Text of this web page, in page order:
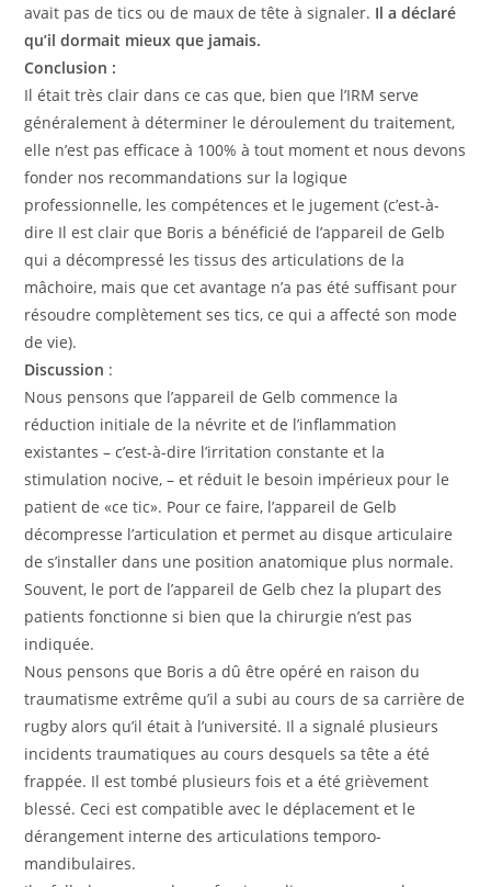
avait pas de tics ou de maux de tête à signaler. Il a déclaré
qu’il dormait mieux que jamais.
Conclusion :
Il était très clair dans ce cas que, bien que l’IRM serve
généralement à déterminer le déroulement du traitement,
elle n’est pas efficace à 100% à tout moment et nous devons
fonder nos recommandations sur la logique
professionnelle, les compétences et le jugement (c’est-à-
dire Il est clair que Boris a bénéficié de l’appareil de Gelb
qui a décompressé les tissus des articulations de la
mâchoire, mais que cet avantage n’a pas été suffisant pour
résoudre complètement ses tics, ce qui a affecté son mode
de vie).
Discussion :
Nous pensons que l’appareil de Gelb commence la
réduction initiale de la névrite et de l’inflammation
existantes – c’est-à-dire l’irritation constante et la
stimulation nocive, – et réduit le besoin impérieux pour le
patient de «ce tic». Pour ce faire, l’appareil de Gelb
décompresse l’articulation et permet au disque articulaire
de s’installer dans une position anatomique plus normale.
Souvent, le port de l’appareil de Gelb chez la plupart des
patients fonctionne si bien que la chirurgie n’est pas
indiquée.
Nous pensons que Boris a dû être opéré en raison du
traumatisme extrême qu’il a subi au cours de sa carrière de
rugby alors qu’il était à l’université. Il a signalé plusieurs
incidents traumatiques au cours desquels sa tête a été
frappée. Il est tombé plusieurs fois et a été grièvement
blessé. Ceci est compatible avec le déplacement et le
dérangement interne des articulations temporo-
mandibulaires.